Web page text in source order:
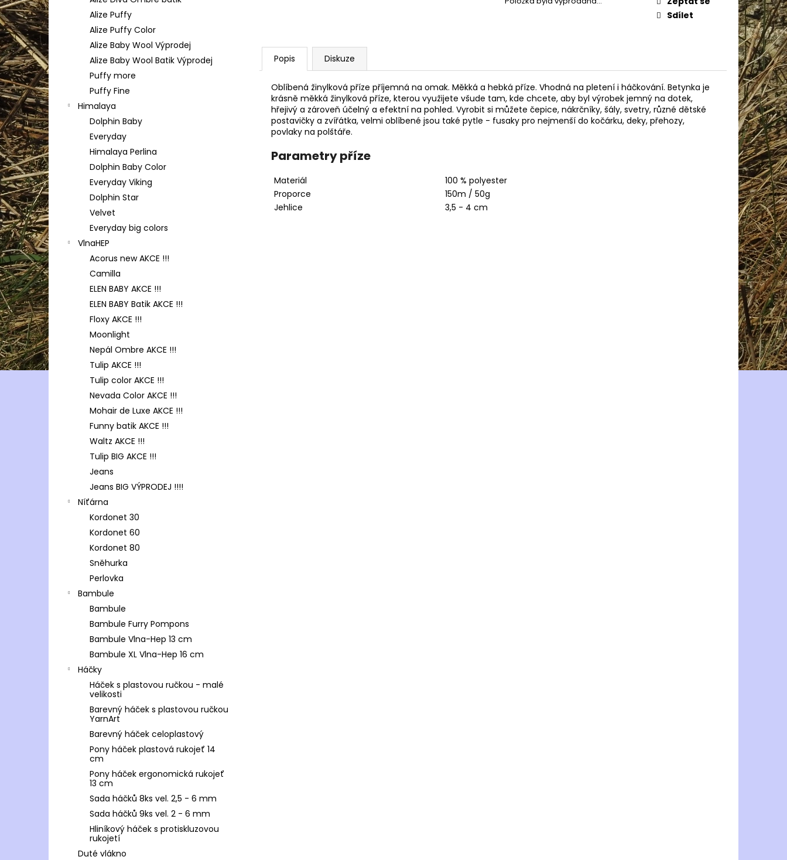
l
Alize Puffy
Alize Puffy Color
Alize Baby Wool Výprodej
Alize Baby Wool Batik Výprodej
Puffy more
Puffy Fine
Himalaya
Dolphin Baby
Everyday
Himalaya Perlina
Dolphin Baby Color
Everyday Viking
Dolphin Star
Velvet
Everyday big colors
VlnaHEP
Acorus new AKCE !!!
Camilla
ELEN BABY AKCE !!!
ELEN BABY Batik AKCE !!!
Floxy AKCE !!!
Moonlight
Nepál Ombre AKCE !!!
Tulip AKCE !!!
Tulip color AKCE !!!
Nevada Color AKCE !!!
Mohair de Luxe AKCE !!!
Funny batik AKCE !!!
Waltz AKCE !!!
Tulip BIG AKCE !!!
Jeans
Jeans BIG VÝPRODEJ !!!!
Níťárna
Kordonet 30
Kordonet 60
Kordonet 80
Sněhurka
Perlovka
Bambule
Bambule
Bambule Furry Pompons
Bambule Vlna-Hep 13 cm
Bambule XL Vlna-Hep 16 cm
Háčky
Háček s plastovou ručkou - malé
velikosti
Barevný háček s plastovou ručkou
YarnArt
Barevný háček celoplastový
Pony háček plastová rukojeť 14
cm
Pony háček ergonomická rukojeť
13 cm
Sada háčků 8ks vel. 2,5 - 6 mm
Sada háčků 9ks vel. 2 - 6 mm
Hliníkový háček s protiskluzovou
rukojetí
Duté vlákno
Sdílet
Popis Diskuze
Oblíbená žinylková příze příjemná na omak. Měkká a hebká příze. Vhodná na pletení i háčkování. Betynka je
krásně měkká žinylková příze, kterou využijete všude tam, kde chcete, aby byl výrobek jemný na dotek,
hřejivý a zároveň účelný a efektní na pohled. Vyrobit si můžete čepice, nákrčníky, šály, svetry, různé dětské
postavičky a zvířátka, velmi oblíbené jsou také pytle - fusaky pro nejmenší do kočárku, deky, přehozy,
povlaky na polštáře.
Parametry příze
Materiál
100 % polyester
Proporce
150m / 50g
Jehlice
3,5 - 4 cm
YARNART FLOWERS 274
200 Kč
HIMALAYA DOLPHIN BABY 80338